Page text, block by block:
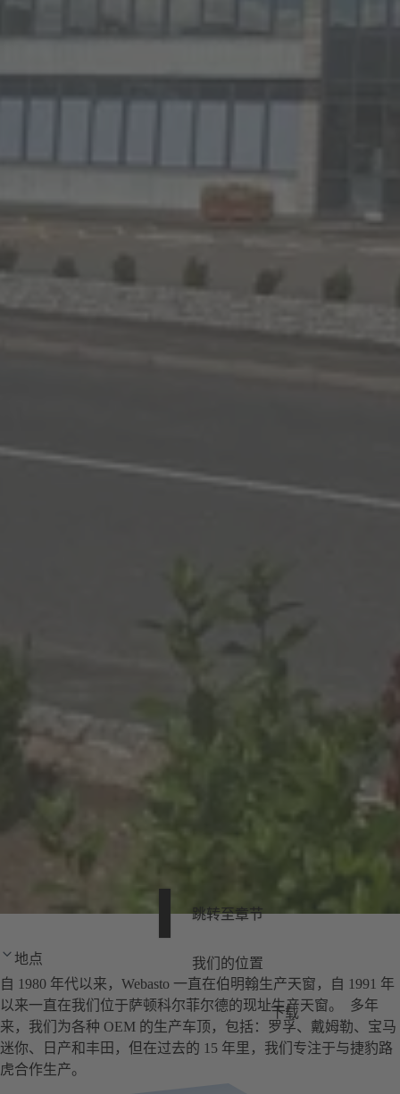
跳转至章节
我们的位置
下载
地点
自 1980 年代以来，Webasto 一直在伯明翰生产天窗，自 1991 年
以来一直在我们位于萨顿科尔菲尔德的现址生产天窗。 多年
来，我们为各种 OEM 的生产车顶，包括：罗孚、戴姆勒、宝马
迷你、日产和丰田，但在过去的 15 年里，我们专注于与捷豹路
虎合作生产。